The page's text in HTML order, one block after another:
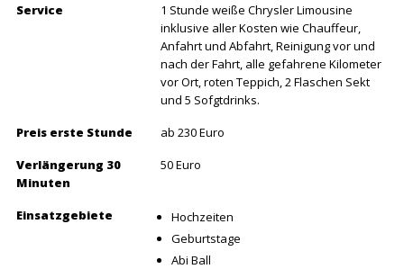
Service
1 Stunde weiße Chrysler Limousine
inklusive aller Kosten wie Chauffeur,
Anfahrt und Abfahrt, Reinigung vor und
nach der Fahrt, alle gefahrene Kilometer
vor Ort, roten Teppich, 2 Flaschen Sekt
und 5 Sofgtdrinks.
Preis erste Stunde
ab 230 Euro
Verlängerung 30
Minuten
50 Euro
Einsatzgebiete
Hochzeiten
Geburtstage
Abi Ball